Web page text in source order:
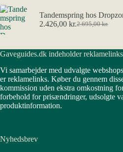
Tandemspring hos
2.695,00kr.
Den
var:
2.426,00 kr.Den
er:
Gaveguides.dk indeholder reklamelinks
Vi samarbejder med udvalgte
er reklamelinks. Køber du gennem
kommission uden ekstra omkostning
forbehold for prisændringer, udsolgte
produktinformation.
Nyhedsbrev